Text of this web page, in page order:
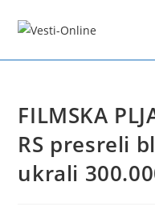
FILMSKA
RS presreli
ukrali